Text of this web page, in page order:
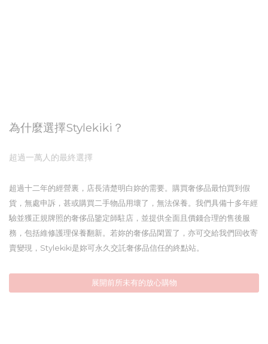
為什麼選擇Stylekiki？
超過一萬人的最終選擇
超過十二年的經營裏，店長清楚明白妳的需要。購買奢侈品最怕買到假
貨，無處申訴，甚或購買二手物品用壞了，無法保養。我們具備十多年經
驗並獲正規牌照的奢侈品鑒定師駐店，並提供全面且價錢合理的售後服
務，包括維修護理保養翻新。若妳的奢侈品閑置了，亦可交給我們回收寄
賣變現，Stylekiki是妳可永久交託奢侈品信任的終點站。
展開前所未有的放心購物